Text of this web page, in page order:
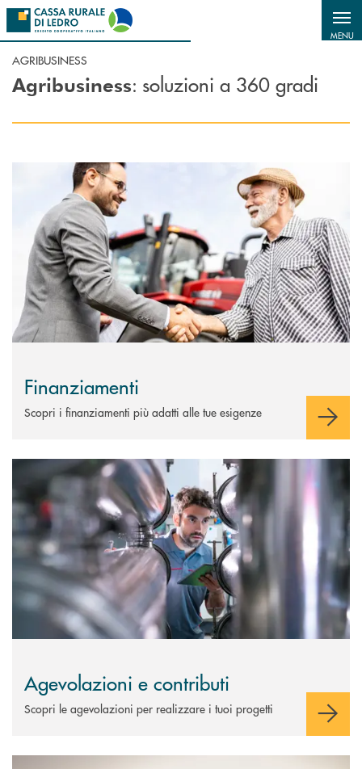
Salta al contenuto principale
MENU
AGRIBUSINESS
Agribusiness: soluzioni a 360 gradi
Scopri di più Finanziamenti
Finanziamenti
Scopri i finanziamenti più adatti alle tue esigenze
Scopri di più Agevolazioni e contributi
Agevolazioni e contributi
Scopri le agevolazioni per realizzare i tuoi progetti